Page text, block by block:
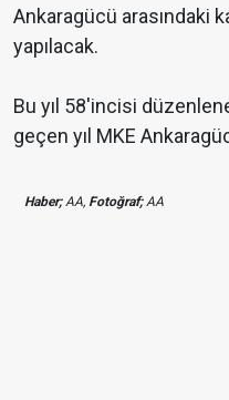
Ankaragücü arasındaki
yapılacak.
Bu yıl 58'incisi
geçen yıl MKE
Haber;AA, Fotoğraf;AA